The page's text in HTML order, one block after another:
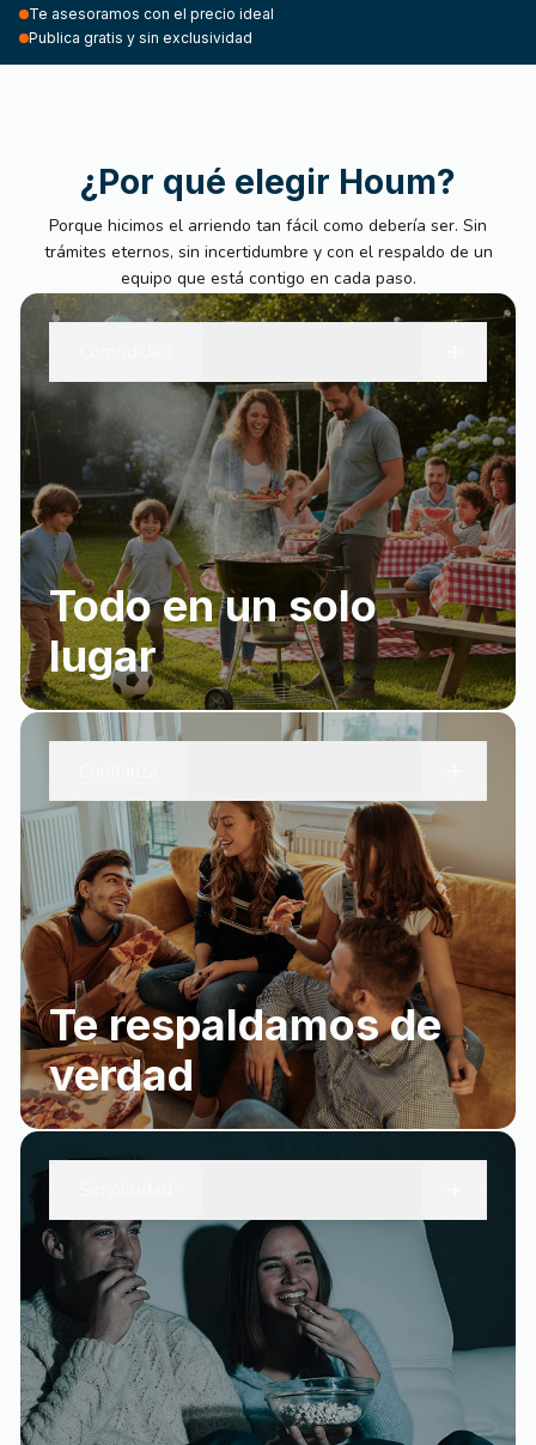
Te asesoramos con el precio ideal
Publica gratis y sin exclusividad
¿Por qué elegir Houm?
Porque hicimos el arriendo tan fácil como debería ser. Sin
trámites eternos, sin incertidumbre y con el respaldo de un
equipo que está contigo en cada paso.
Todo en un solo
lugar
Te respaldamos de
verdad